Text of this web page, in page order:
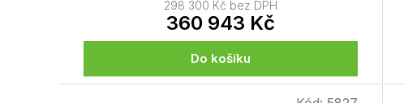
298 300 Kč bez DPH
360 943 Kč
Do košíku